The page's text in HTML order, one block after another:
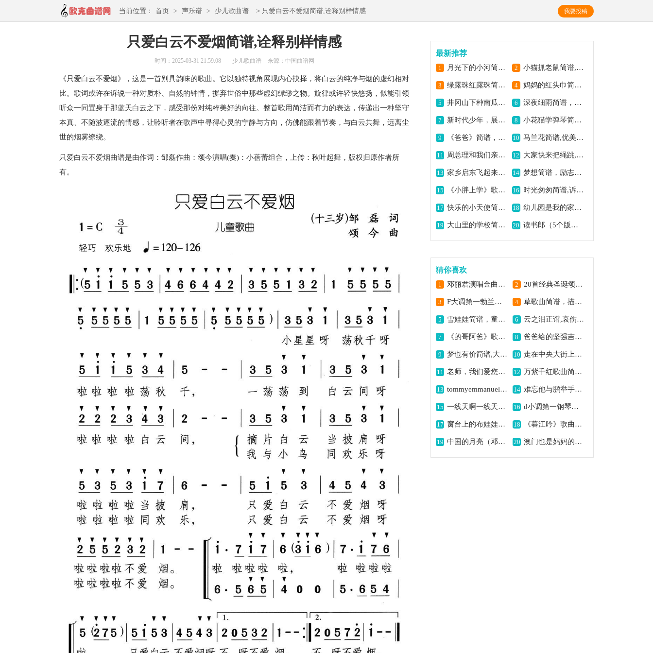
当前位置： 首页 > 声乐谱 > 少儿歌曲谱 > 只爱白云不爱烟简谱,诠释别样情感 我要投稿
只爱白云不爱烟简谱,诠释别样情感
时间：2025-03-31 21:59:08 少儿歌曲谱 来源：中国曲谱网
《只爱白云不爱烟》，这是一首别具韵味的歌曲。它以独特视角展现内心抉择，将白云的纯净与烟的虚幻相对
比。歌词或许在诉说一种对质朴、自然的钟情，摒弃世俗中那些虚幻缥缈之物。旋律或许轻快悠扬，似能引领
听众一同置身于那蓝天白云之下，感受那份对纯粹美好的向往。整首歌用简洁而有力的表达，传递出一种坚守
本真、不随波逐流的情感，让聆听者在歌声中寻得心灵的宁静与方向，仿佛能跟着节奏，与白云共舞，远离尘
世的烟雾缭绕。
只爱白云不爱烟曲谱是由作词：邹磊作曲：颂今演唱(奏)：小蓓蕾组合，上传：秋叶起舞，版权归原作者所
有。
最新推荐
1 月光下的小河简谱,描绘静谧之景 2 小猫抓老鼠简谱,趣味十足的旋律
3 绿露珠红露珠简谱,歌曲清新灵动 4 妈妈的红头巾简谱,母爱温暖的旋律
5 井冈山下种南瓜简谱,欢快童真的旋律 6 深夜细雨简谱，朝鲜族风独特,
7 新时代少年，展现青春风采, 8 小花猫学弹琴简谱,童趣满满很可爱
9 《爸爸》简谱，父爱之作, 10 马兰花简谱,优美动听的歌曲
11 周总理和我们亲又亲,歌颂总理的深情 12 大家快来把绳跳,欢快的跳绳之歌
13 家乡启东飞起来简谱,展现重唱独特魅力 14 梦想简谱，励志之歌,
15 《小胖上学》歌曲简谱,童趣满满的旋律 16 时光匆匆简谱,诉说岁月故事
17 快乐的小天使简谱,传递欢快童真气息 18 幼儿园是我的家简谱,温馨展现幼儿情感
19 大山里的学校简谱,谱写山村教育情 20 读书郎（5个版本）简谱,童趣满满的经典歌曲
猜你喜欢
1 邓丽君演唱金曲：难忘的眼睛简谱,温情旋律动人心 2 20首经典圣诞颂歌吉他乐谱吉他谱六线谱,传递圣诞温暖氛围
3 F大调第一勃兰登堡协奏,展现经典乐章魅力 4 草歌曲简谱，描绘离离原上草,
5 雪娃娃简谱，童趣满溢, 6 云之泪正谱,哀伤意境动人
7 《的哥阿爸》歌曲简谱,唱出父子深厚情 8 爸爸给的坚强吉他谱六线谱,传递父爱的力量
9 梦也有价简谱,大案主题歌韵味 10 走在中央大街上歌曲简谱,领略老街风情
11 老师，我们爱您！简谱,赞颂师恩深情曲 12 万紫千红歌曲简谱,展现多彩意境
13 tommyemmanuel：tahitianskies（指弹吉它）吉他谱六线谱,海岛天空之韵味 14 难忘他与鹏举手足情分(岳飞夫人选段,琴谱)简谱京剧,尽显手足深情
15 一线天啊一线天简谱,童声唱出别样意境 16 d小调第一钢琴三重奏钢琴谱,抒情乐章扣人心弦
17 窗台上的布娃娃简谱,充满童真的旋律 18 《暮江吟》歌曲简谱,描绘暮江优美景色
19 中国的月亮（邓成彬词 徐铁铮曲）歌曲简谱,寄托华夏思乡情 20 澳门也是妈妈的孩子简谱,唱出浓浓母子情